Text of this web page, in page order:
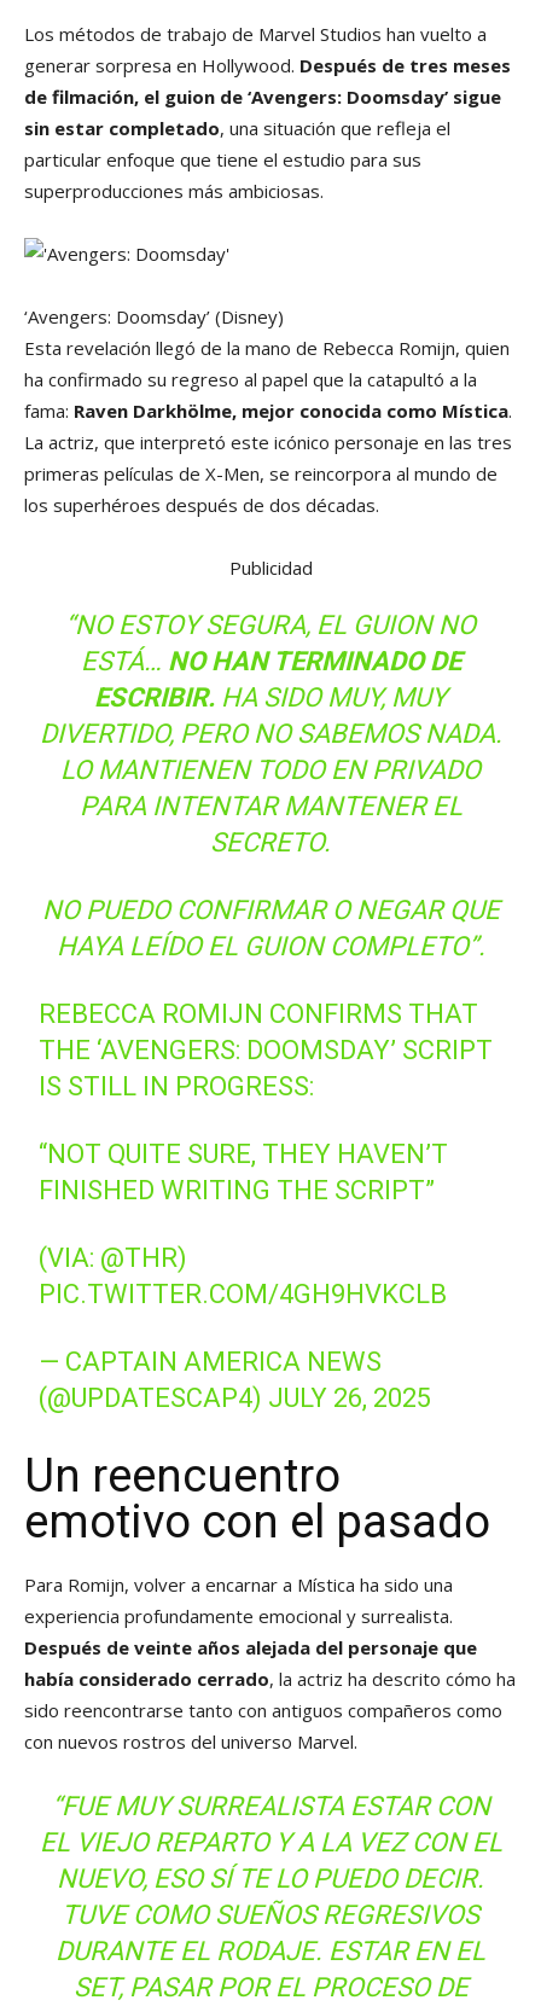
Los métodos de trabajo de Marvel Studios han vuelto a
generar sorpresa en Hollywood. Después de tres meses
de filmación, el guion de ‘Avengers: Doomsday’ sigue
sin estar completado, una situación que refleja el
particular enfoque que tiene el estudio para sus
superproducciones más ambiciosas.
‘Avengers: Doomsday’ (Disney)
Esta revelación llegó de la mano de Rebecca Romijn, quien
ha confirmado su regreso al papel que la catapultó a la
fama: Raven Darkhölme, mejor conocida como Mística.
La actriz, que interpretó este icónico personaje en las tres
primeras películas de X-Men, se reincorpora al mundo de
los superhéroes después de dos décadas.
Publicidad
“NO ESTOY SEGURA, EL GUION NO
ESTÁ… NO HAN TERMINADO DE
ESCRIBIR. HA SIDO MUY, MUY
DIVERTIDO, PERO NO SABEMOS NADA.
LO MANTIENEN TODO EN PRIVADO
PARA INTENTAR MANTENER EL
SECRETO.
NO PUEDO CONFIRMAR O NEGAR QUE
HAYA LEÍDO EL GUION COMPLETO”.
REBECCA ROMIJN CONFIRMS THAT
THE ‘AVENGERS: DOOMSDAY’ SCRIPT
IS STILL IN PROGRESS:
“NOT QUITE SURE, THEY HAVEN’T
FINISHED WRITING THE SCRIPT”
(VIA: @THR)
PIC.TWITTER.COM/4GH9HVKCLB
— CAPTAIN AMERICA NEWS
(@UPDATESCAP4) JULY 26, 2025
Un reencuentro
emotivo con el pasado
Para Romijn, volver a encarnar a Mística ha sido una
experiencia profundamente emocional y surrealista.
Después de veinte años alejada del personaje que
había considerado cerrado, la actriz ha descrito cómo ha
sido reencontrarse tanto con antiguos compañeros como
con nuevos rostros del universo Marvel.
“FUE MUY SURREALISTA ESTAR CON
EL VIEJO REPARTO Y A LA VEZ CON EL
NUEVO, ESO SÍ TE LO PUEDO DECIR.
TUVE COMO SUEÑOS REGRESIVOS
DURANTE EL RODAJE. ESTAR EN EL
SET, PASAR POR EL PROCESO DE